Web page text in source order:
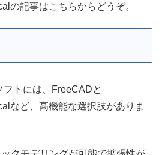
の記事はこちらからどうぞ。
トには、FreeCADと
など、高機能な選択肢がありま